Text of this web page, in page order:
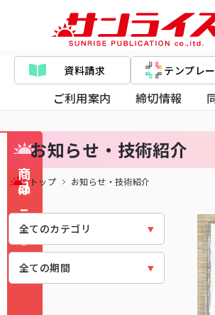
資料請求 テンプレ
ご利用案内 締切情報
商品はこちら
お知らせ・技術紹介
トップ お知らせ・技術紹介
全てのカテゴリ
全てのカテゴリ
全ての期間